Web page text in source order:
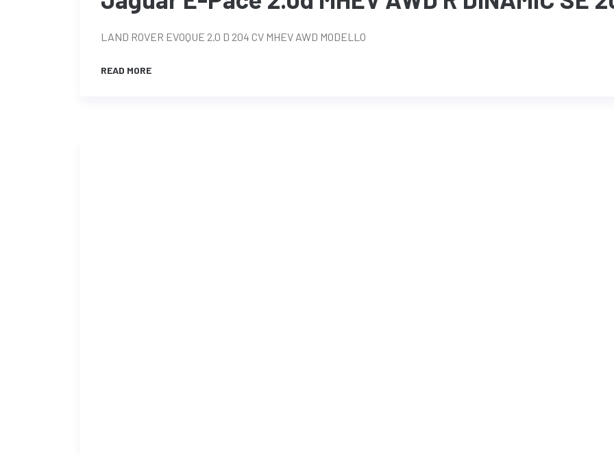
LAND ROVER EVOQUE 2.0 D 204 CV MHEV AWD MODELLO
READ MORE